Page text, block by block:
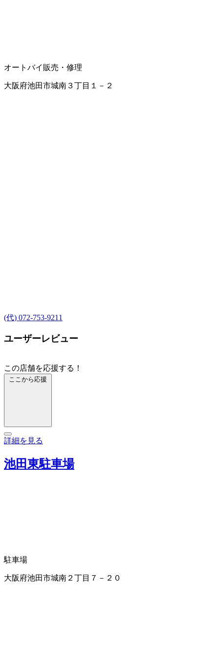
オートバイ販売・修理
大阪府池田市城南３丁目１－２
(代) 072-753-9211
ユーザーレビュー
この店舗を応援する！
ここから応援
詳細を見る
池田東駐車場
駐車場
大阪府池田市城南２丁目７－２０